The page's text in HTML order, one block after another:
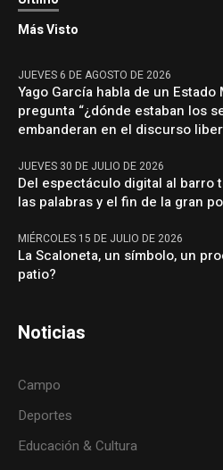
Más Visto
JUEVES 6 DE AGOSTO DE 2026
Yago García habla de un
pregunta “¿dónde estaban los
embanderan en el discurso
JUEVES 30 DE JULIO DE 2026
Del espectáculo digital al barro
las palabras y el fin de la gran
MIÉRCOLES 15 DE JULIO DE 2026
La Scaloneta, un símbolo, un
patio?
Noticias
Campo
Deportes
Educación & Cultura